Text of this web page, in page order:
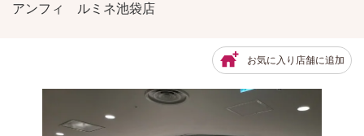
店舗検索
アンフィ ルミネ池袋店
お気に入り店舗に追加